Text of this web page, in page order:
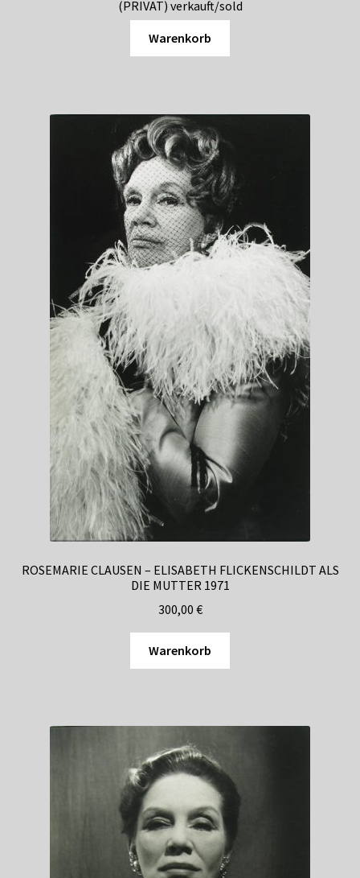
(PRIVAT) verkauft/sold
Warenkorb
ROSEMARIE CLAUSEN – ELISABETH FLICKENSCHILDT ALS
DIE MUTTER 1971
300,00 €
Warenkorb